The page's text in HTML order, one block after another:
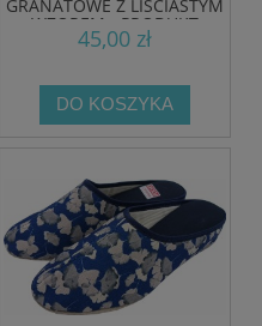
GRANATOWE Z LIŚCIASTYM
WZOREM - PRODUKT
POLSKI
45,00 zł
DO KOSZYKA